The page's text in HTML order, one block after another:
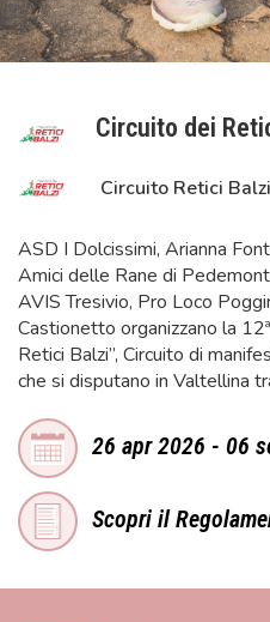
Circuito dei
Circuito Retici Balzi
ASD I Dolcissimi, Arianna
Amici delle Rane di
AVIS Tresivio, Pro Loco
Castionetto organizzano la
Retici Balzi”, Circuito di
che si disputano in Valtellina
26 apr 2026 - 06
Scopri il